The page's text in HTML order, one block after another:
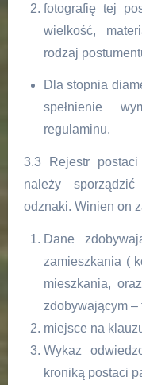
fotografię tej
wielkość,
rodzaj
Dla stopnia
spełnienie
regulaminu.
3.3 Rejestr
należy
odznaki. Winien on
Dane
zamieszkania (
mieszkania,
zdobywającym –
miejsce na
Wykaz
kroniką postaci